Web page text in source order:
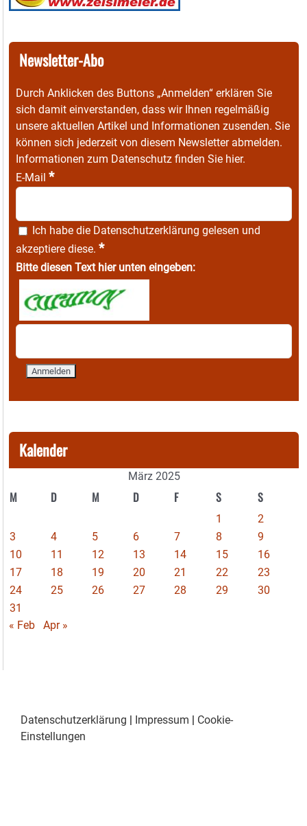
Newsletter-Abo
Durch Anklicken des Buttons „Anmelden“ erklären Sie
sich damit einverstanden, dass wir Ihnen regelmäßig
unsere aktuellen Artikel und Informationen zusenden. Sie
können sich jederzeit von diesem Newsletter abmelden.
Informationen zum Datenschutz finden Sie hier.
E-Mail *
Ich habe die Datenschutzerklärung gelesen und
akzeptiere diese. *
Bitte diesen Text hier unten eingeben:
Kalender
März 2025
M D M D F S S
1
2
3
4 5 6 7 8
9
10
11 12 13 14 15
16
17
18 19 20 21 22
23
24
25 26 27 28 29
30
31
« Feb
Apr »
Datenschutzerklärung | Impressum | Cookie-
Einstellungen